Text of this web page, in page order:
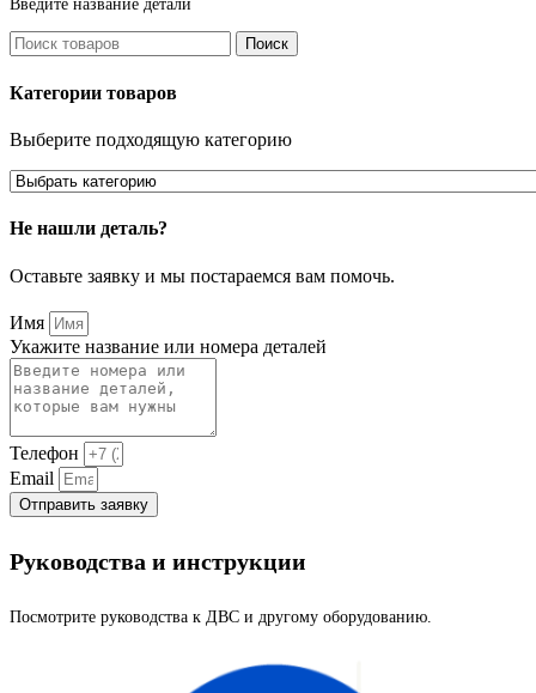
Введите название детали
Поиск
Категории товаров
Выберите подходящую категорию
Не нашли деталь?
Оставьте заявку и мы постараемся вам помочь.
Имя
Укажите название или номера деталей
Телефон
Email
Отправить заявку
Руководства и инструкции
Посмотрите руководства к ДВС и другому оборудованию.